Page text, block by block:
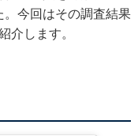
今回はその調査結果
介します。